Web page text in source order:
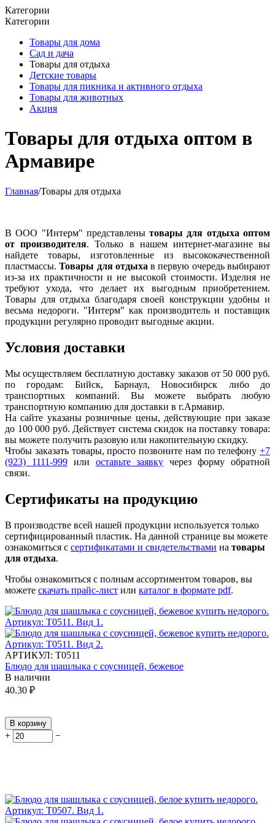
Категории
Категории
Товары для дома
Сад и дача
Товары для отдыха
Детские товары
Товары для пикника и активного отдыха
Товары для животных
Акция
Товары для отдыха оптом в
Армавире
Главная/Товары для отдыха
В ООО "Интерм" представленытовары для отдыха оптом
от производителя. Только в нашем интернет-магазине вы
найдете товары, изготовленные из высококачественной
пластмассы.Товары для отдыха в первую очередь выбирают
из-за их практичности и не высокой стоимости. Изделия не
требуют ухода, что делает их выгодным приобретением.
Товары для отдыха благодаря своей конструкции удобны и
весьма недороги. "Интерм" как производитель и поставщик
продукции регулярно проводит выгодные акции.
Условия доставки
Мы осуществляем бесплатную доставку заказов от 50 000 руб.
по городам: Бийск, Барнаул, Новосибирск либо до
транспортных компаний. Вы можете выбрать любую
транспортную компанию для доставки в г.Армавир.
На сайте указаны розничные цены, действующие при заказе
до 100 000 руб. Действует система скидок на поставку товара:
вы можете получить разовую или накопительную скидку.
Чтобы заказать товары, просто позвоните нам по телефону +7
(923) 1111-999или оставьте заявку
через форму обратной
связи.
Сертификаты на продукцию
В производстве всей нашей продукции используется только
сертифицированный пластик. На данной странице вы можете
ознакомиться с сертификатами и свидетельствами на товары
для отдыха.
Чтобы ознакомиться с полным ассортиментом товаров, вы
можете скачать прайс-лист или каталог в формате pdf.
АРТИКУЛ: Т0511
Блюдо для шашлыка с соусницей, бежевое
В наличии
40.30 ₽
В корзину
+ −